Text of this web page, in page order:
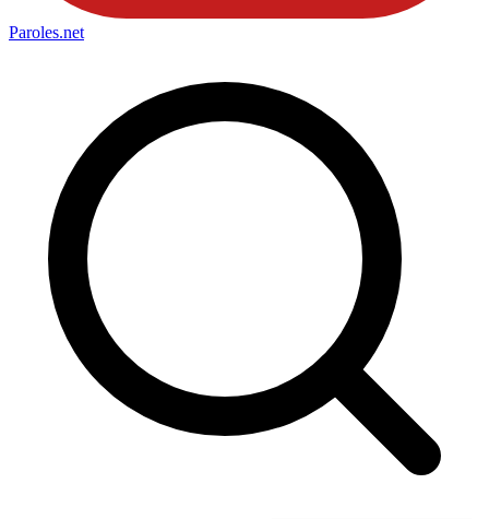
Paroles.net